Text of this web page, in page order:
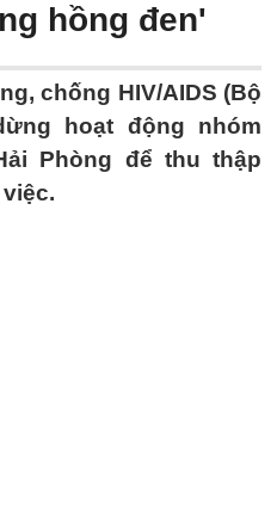
hồng đen'
chống HIV/AIDS (Bộ
hoạt động nhóm
Phòng để thu thập